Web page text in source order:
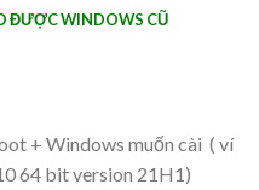
ĐƯỢC WINDOWS CŨ
+ Windows muốn cài ( ví
64 bit version 21H1)